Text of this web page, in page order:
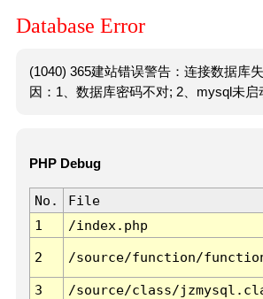
Database Error
(1040) 365建站错误警告：连接数据库
因：1、数据库密码不对; 2、mysql未启
PHP Debug
No. File
1
/index.php
2 /source/function/
3 /source/class/